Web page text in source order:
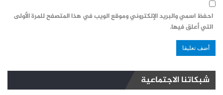
احفظ اسمي والبريد الإلكتروني وموقع الويب في هذا المتصفح للمرة الأولى
التي أعلق فيها.
شبكاتنا الاجتماعية